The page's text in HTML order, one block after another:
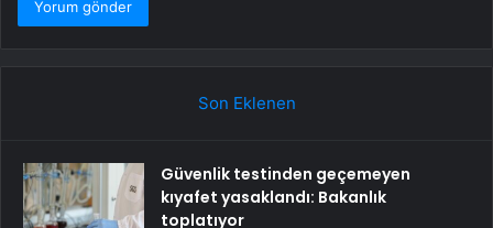
Son Eklenen
Güvenlik testinden geçemeyen
kıyafet yasaklandı: Bakanlık
toplatıyor